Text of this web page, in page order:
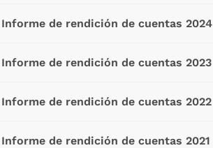
Informe de rendición de cuentas 2024
Informe de rendición de cuentas 2023
Informe de rendición de cuentas 2022
Informe de rendición de cuentas 2021